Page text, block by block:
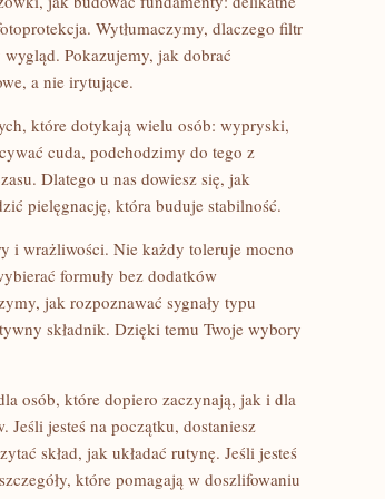
Wytłumaczymy, dlaczego filtr
Pokazujemy, jak dobrać
a nie irytujące.
które dotykają wielu osób: wypryski,
cuda, podchodzimy do tego z
Dlatego u nas dowiesz się, jak
pielęgnację, która buduje stabilność.
i wrażliwości. Nie każdy toleruje mocno
formuły bez dodatków
jak rozpoznawać sygnały typu
składnik. Dzięki temu Twoje wybory
osób, które dopiero zaczynają, jak i dla
jesteś na początku, dostaniesz
skład, jak układać rutynę. Jeśli jesteś
które pomagają w doszlifowaniu